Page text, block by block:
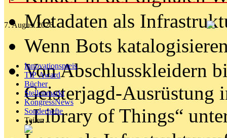
7. August 2026
Innovationspreis
TIP Award
Bücher
Stellenmarkt
KongressNews
Sonderhefte
Teilen
Metadaten als
Wenn Bots
Von Abschlusskleidern
Geisterjagd-Ausrüstung
„Library of Things“